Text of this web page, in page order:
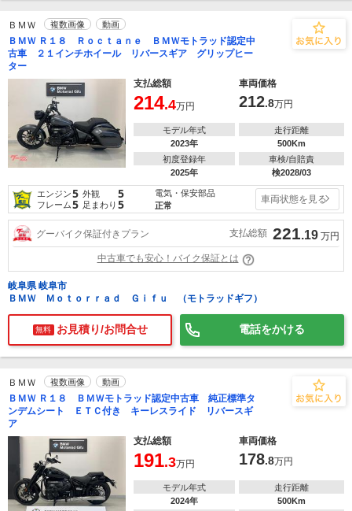
ＢＭＷ 複数画像 動画
ＢＭＷ Ｒ１８ Ｒｏｃｔａｎｅ ＢＭＷモトラッド認定中
古車 ２１インチホイール リバースギア グリップヒー
ター
支払総額
車両価格
214.4万円 212.8万円
モデル年式
2023年
走行距離
500Km
初度登録年
2025年
車検/自賠責
検2028/03
エンジン5 外観 5
フレーム5 足まわり 5
電気・保安部品
正常
車両状態を見る
グーバイク保証付きプラン 支払総額 221.19 万円
中古車でも安心！バイク保証とは
岐阜県 岐阜市
ＢＭＷ Ｍｏｔｏｒｒａｄ Ｇｉｆｕ （モトラッドギフ）
無料 お見積り/お問合せ 電話をかける
ＢＭＷ 複数画像 動画
ＢＭＷ Ｒ１８ ＢＭＷモトラッド認定中古車 純正標準タ
ンデムシート ＥＴＣ付き キーレスライド リバースギ
ア
支払総額
車両価格
191.3万円 178.8万円
モデル年式
2024年
走行距離
500Km